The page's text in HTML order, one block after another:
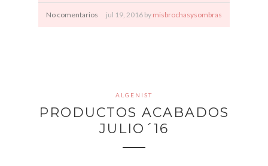
No comentarios jul 19, 2016 by misbrochasysombras
ALGENIST
PRODUCTOS ACABADOS
JULIO´16